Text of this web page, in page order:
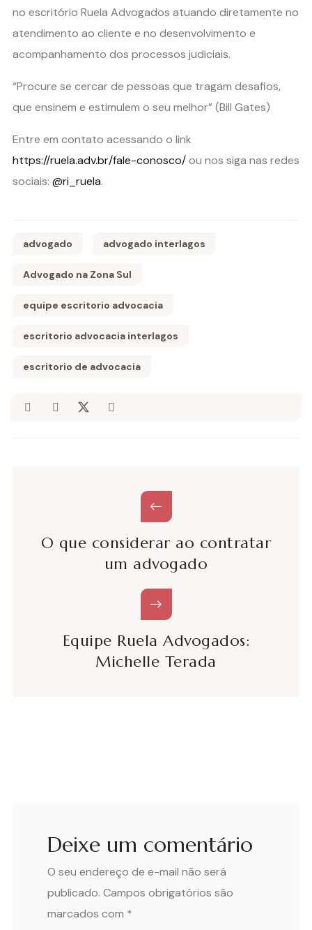
no escritório Ruela Advogados atuando diretamente no
atendimento ao cliente e no desenvolvimento e
acompanhamento dos processos judiciais.
“Procure se cercar de pessoas que tragam desafios,
que ensinem e estimulem o seu melhor” (Bill Gates)
Entre em contato acessando o link
https://ruela.adv.br/fale-conosco/ou nos siga nas redes
sociais: @ri_ruela.
advogado advogado interlagos
Advogado na Zona Sul
equipe escritorio advocacia
escritorio advocacia interlagos
escritorio de advocacia
O que considerar ao contratar
um advogado
Equipe Ruela Advogados:
Michelle Terada
Deixe um comentário
O seu endereço de e-mail não será
publicado. Campos obrigatórios são
marcados com *